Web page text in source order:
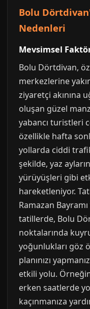
Bolu
Nedenleri
Mevsimsel
Bolu Dörtdivan,
merkezlerine
ziyaretçi akınına
oluşan güzel
yabancı turistleri
özellikle hafta
yollarda ciddi
şekilde, yaz
yürüyüşleri gibi
hareketleniyor.
Ramazan
tatillerde, Bolu
noktalarında
yoğunlukları göz
planınızı
etkili yolu.
erken saatlerde
kaçınmanıza